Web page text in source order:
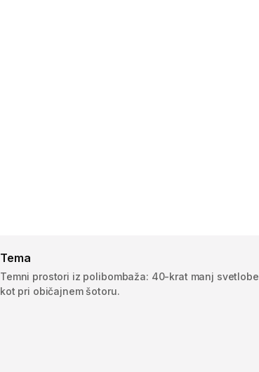
Tema
Temni prostori iz polibombaža: 40-krat manj svetlobe
kot pri običajnem šotoru.